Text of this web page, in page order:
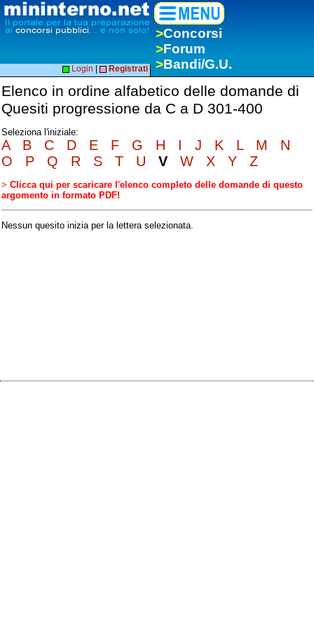
>Concorsi
>Forum
>Bandi/G.U.
Login Registrati
Elenco in ordine alfabetico delle domande di
Quesiti progressione da C a D 301-400
Seleziona l'iniziale:
A B C D E F G H I J K L M
N
O
P Q R S T U V W X Y Z
> Clicca qui per scaricare l'elenco completo delle domande di questo
argomento in formato PDF!
Nessun quesito inizia per la lettera selezionata.